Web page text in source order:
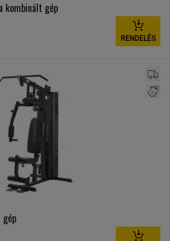
kombinált gép
RENDELÉS